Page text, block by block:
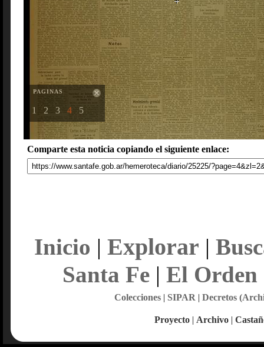
PAGINAS
1 2 3 4 5
Comparte esta noticia copiando el siguiente enlace:
Inicio | Explorar |
Santa Fe| El Orden
Colecciones| SIPAR | Decretos
Proyecto | Archivo |